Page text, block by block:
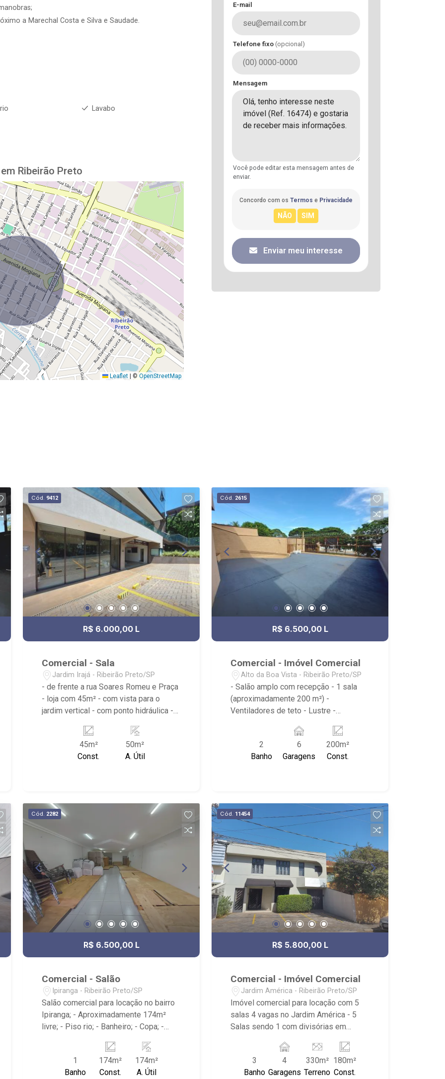
a Marechal Costa e Silva e Saudade.
Lavabo
Ribeirão Preto
Leaflet | ©OpenStreetMap
E-mail
Telefone fixo (opcional)
Mensagem
Você pode editar esta mensagem antes de
enviar.
Concordo com os Termos e Privacidade
Enviar meu interesse
Cód. 9412
R$ 6.000,00 L
Comercial - Sala
Jardim Irajá - Ribeirão Preto/SP
- de frente a rua Soares Romeu e Praça
- loja com 45m² - com vista para o
jardim vertical - com ponto hidráulica -
lado entrada estacionamento inferior -
25 vagas gratuitas rotativas recuadas
pela Senador Cesar Vergueiro e Rua Dr.
feminino e Pcd - total de 48 salas no
piso superior - total de 28 lojas -
excelente localização entre av. Portugal
e Leais Paulista.
45m²
Const.
50m²
A. Útil
Cód. 2615
R$ 6.500,00 L
Comercial - Imóvel Comercial
Alto da Boa Vista - Ribeirão Preto/SP
- Salão amplo com recepção - 1 sala
(aproximadamente 200 m²) -
Ventiladores de teto - Lustre -
acessíveis (PNE) - Copa/cozinha -
Estacionamento exclusivo comportando
ate 6 veículos - Ótimo ponto comercial,
Ginástica Esporte.
2
Banho
6
Garagens
200m²
Const.
Cód. 2282
R$ 6.500,00 L
Comercial - Salão
Ipiranga - Ribeirão Preto/SP
Salão comercial para locação no bairro
Ipiranga; - Aproximadamente 174m²
livre; - Piso rio; - Banheiro; - Copa; -
na Avenida Dom Pedro I, próximo a
Savegnago Supermercados, Academia
Gaviões 24h - Ribeirão Preto e
1
Banho
174m²
Const.
174m²
A. Útil
Cód. 11454
R$ 5.800,00 L
Comercial - Imóvel Comercial
Jardim América - Ribeirão Preto/SP
Imóvel comercial para locação com 5
salas 4 vagas no Jardim América - 5
Salas sendo 1 com divisórias em
Cozinha com armários - Recepção -
Lavavo - Área de serviço coberta -
Todas as sala já estão com ar-
3
Banho
4
Garagens
330m²
Terreno
180m²
Const.